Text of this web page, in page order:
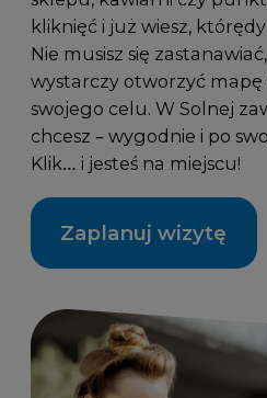
kliknięć i już wiesz, którędy
Nie musisz się
wystarczy otworzyć mapę
swojego celu. W Solnej
chcesz – wygodnie i po
Klik… i jesteś na miejscu!
Zaplanuj wizytę